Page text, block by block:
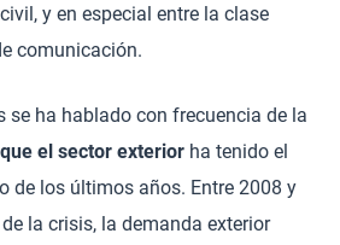
y en especial entre la clase
comunicación.
se ha hablado con frecuencia de la
que el sector exterior ha tenido el
de los últimos años. Entre 2008 y
la crisis, la demanda exterior